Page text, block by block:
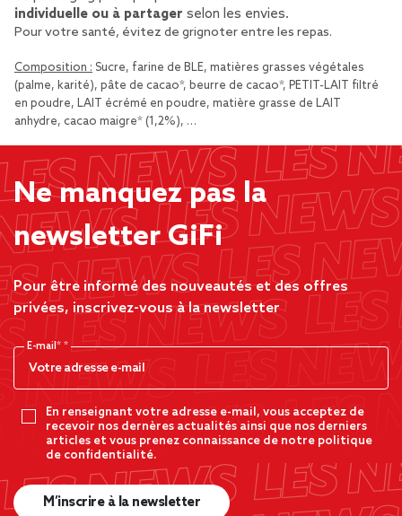
individuelle ou à partager selon les envies.
Pour votre santé, évitez de grignoter entre les repas.
Composition : Sucre, farine de BLE, matières grasses végétales
(palme, karité), pâte de cacao*, beurre de cacao*, PETIT-LAIT filtré
en poudre, LAIT écrémé en poudre, matière grasse de LAIT
anhydre, cacao maigre* (1,2%), …
Ne manquez pas la
newsletter GiFi
Pour être informé des nouveautés et des offres
privées, inscrivez-vous à la newsletter
E-mail*
En renseignant votre adresse e-mail, vous acceptez de
recevoir nos dernères actualités ainsi que nos derniers
articles et vous prenez connaissance de notre politique
de confidentialité.
M’inscrire à la newsletter